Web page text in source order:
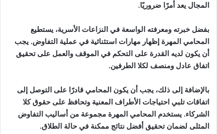
المجال يعد أمرًا ضروريًا.
بفضل خبرته ومعرفته الواسعة في النزاعات الأسرية، يستطيع
المحامي المهرة إظهار مهارات استثنائية في عملية التفاوض. يجب
أن يكون لديه القدرة على التحكم في الموقف والعمل على تحقيق
اتفاق عادل ومنصف لكلا الطرفين.
بالإضافة إلى ذلك، يجب أن يكون المحامي قادرًا على التوصل إلى
اتفاقات تلبي احتياجات الأطراف المعنية وتحافظ على حقوق كلا
الشركاء. يستخدم المحامي المهرة مجموعة من أساليب التفاوض
المثلى لضمان تحقيق أفضل نتائج ممكنة في حالة الطلاق.